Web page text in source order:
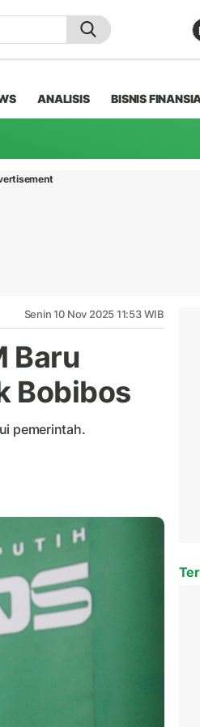
ANALISIS BISNIS
Senin 10 Nov 2025 11:53 WIB
Baru
Bobibos
pemerintah.